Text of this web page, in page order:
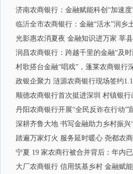
济南农商银行：金融赋能科创“加速度
临沂全市农商银行：金融“活水”润乡
光影惠农消夏夜 金融知识进万家 莘
润昌农商银行：跨越千里的金融“及时
村歌搭台金融“唱戏”，蓬莱农商银行
政银企聚力 涟源农商银行现场签约
顺德农商银行首次挺进深圳 村镇银行
丹阳农商银行开展“全民反诈在行动”
深耕齐鲁大地 书写金融助力乡村振兴
踏遍万家灯火 服务延时暖心 尧都农
宁夏 19 家农商行被合并背后：年内
大厂农商银行 信用筑基乡村 金融赋